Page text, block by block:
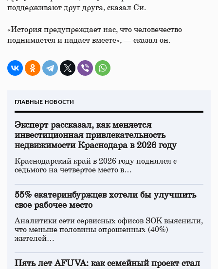
поддерживают друг друга, сказал Си.
«История предупреждает нас, что человечество
поднимается и падает вместе», — сказал он.
ГЛАВНЫЕ НОВОСТИ
Эксперт рассказал, как меняется
инвестиционная привлекательность
недвижимости Краснодара в 2026 году
Краснодарский край в 2026 году поднялся с
седьмого на четвертое место в…
55% екатеринбуржцев хотели бы улучшить
свое рабочее место
Аналитики сети сервисных офисов SOK выяснили,
что меньше половины опрошенных (40%)
жителей…
Пять лет AFUVA: как семейный проект стал